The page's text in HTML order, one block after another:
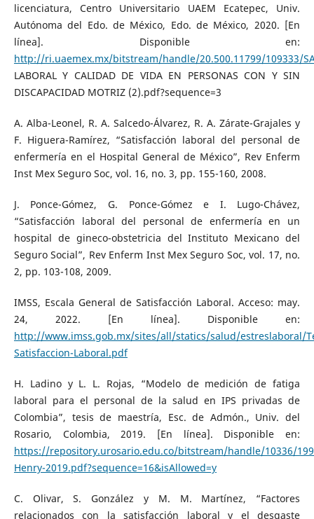
licenciatura, Centro Universitario UAEM Ecatepec, Univ.
Autónoma del Edo. de México, Edo. de México, 2020. [En
línea]. Disponible en:
http://ri.uaemex.mx/bitstream/handle/20.500.11799/109333/
LABORAL Y CALIDAD DE VIDA EN PERSONAS CON Y SIN
DISCAPACIDAD MOTRIZ (2).pdf?sequence=3
A. Alba-Leonel, R. A. Salcedo-Álvarez, R. A. Zárate-Grajales y
F. Higuera-Ramírez, “Satisfacción laboral del personal de
enfermería en el Hospital General de México”, Rev Enferm
Inst Mex Seguro Soc, vol. 16, no. 3, pp. 155-160, 2008.
J. Ponce-Gómez, G. Ponce-Gómez e I. Lugo-Chávez,
“Satisfacción laboral del personal de enfermería en un
hospital de gineco-obstetricia del Instituto Mexicano del
Seguro Social”, Rev Enferm Inst Mex Seguro Soc, vol. 17, no.
2, pp. 103-108, 2009.
IMSS, Escala General de Satisfacción Laboral. Acceso: may.
24, 2022. [En línea]. Disponible en:
http://www.imss.gob.mx/sites/all/statics/salud/estreslaboral/
Satisfaccion-Laboral.pdf
H. Ladino y L. L. Rojas, “Modelo de medición de fatiga
laboral para el personal de la salud en IPS privadas de
Colombia”, tesis de maestría, Esc. de Admón., Univ. del
Rosario, Colombia, 2019. [En línea]. Disponible en:
https://repository.urosario.edu.co/bitstream/handle/10336/
Henry-2019.pdf?sequence=16&isAllowed=y
C. Olivar, S. González y M. M. Martínez, “Factores
relacionados con la satisfacción laboral y el desgaste